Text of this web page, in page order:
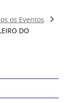
os Eventos
DO